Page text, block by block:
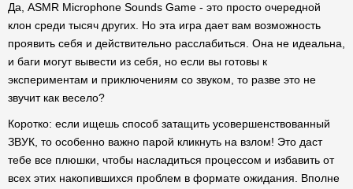
Да, ASMR Microphone Sounds Game - это просто очередной
клон среди тысяч других. Но эта игра дает вам возможность
проявить себя и действительно расслабиться. Она не идеальна,
и баги могут вывести из себя, но если вы готовы к
экспериментам и приключениям со звуком, то разве это не
звучит как весело?
Коротко: если ищешь способ затащить усовершенствованный
ЗВУК, то особенно важно парой кликнуть на взлом! Это даст
тебе все плюшки, чтобы насладиться процессом и избавить от
всех этих накопившихся проблем в формате ожидания. Вполне